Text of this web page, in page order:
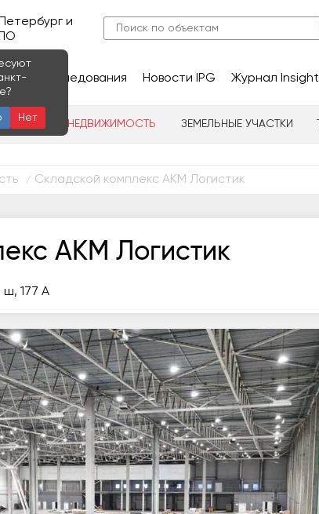
и
Нет
Исследования Новости IPG Журнал Insight
НЕДВИЖИМОСТЬ ЗЕМЕЛЬНЫЕ УЧАСТКИ
/ Складской комплекс АКМ Логистик
АКМ Логистик
ш, 177 А